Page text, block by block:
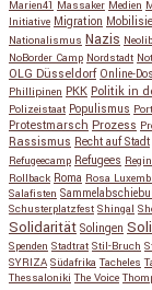
Marien41 Massaker Medien
Initiative Migration
Nationalismus Nazis
NoBorder Camp Nordstadt
OLG Düsseldorf Online-
Phillipinen PKK Politik in
Polizeistaat Populismus
Protestmarsch Prozess
Rassismus Recht auf Stadt
Refugeecamp Refugees
Rollback Roma Rosa
Salafisten
Schusterplatzfest Shingal
Solidarität Solingen
Spenden Stadtrat Stil-Bruch
SYRIZA Südafrika Tacheles
Thessaloniki The Voice